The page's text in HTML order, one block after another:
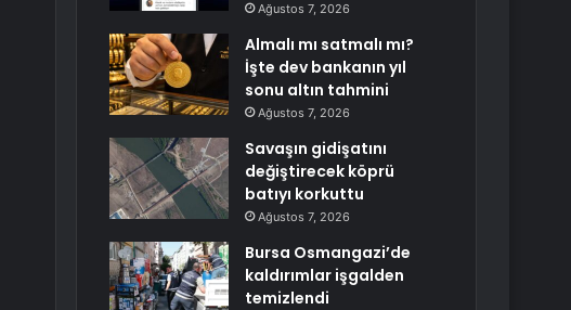
Ağustos 7, 2026
Almalı mı satmalı mı?
İşte dev bankanın yıl
sonu altın tahmini
Ağustos 7, 2026
Savaşın gidişatını
değiştirecek köprü
batıyı korkuttu
Ağustos 7, 2026
Bursa Osmangazi’de
kaldırımlar işgalden
temizlendi